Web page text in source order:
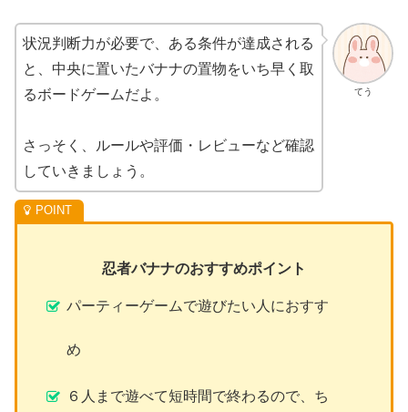
てう
状況判断力が必要で、ある条件が達成される
と、中央に置いたバナナの置物をいち早く取
るボードゲームだよ。
さっそく、ルールや評価・レビューなど確認
していきましょう。
忍者バナナのおすすめポイント
パーティーゲームで遊びたい人におすす
め
６人まで遊べて短時間で終わるので、ち